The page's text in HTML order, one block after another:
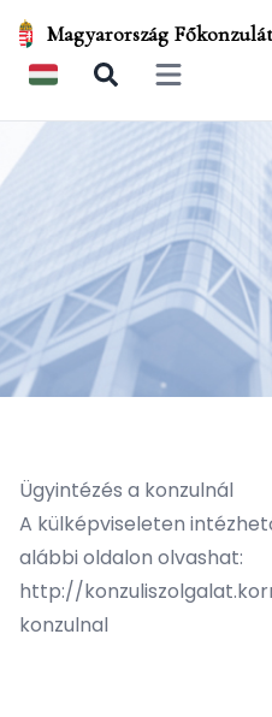
Magyarország
Open main
Ügyintézés a konzulnál
A külképviseleten
alábbi oldalon olvashat:
http://
konzulnal